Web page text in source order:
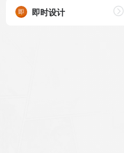
即时设计